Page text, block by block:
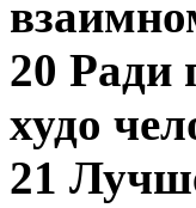
20 Ради
худо
21